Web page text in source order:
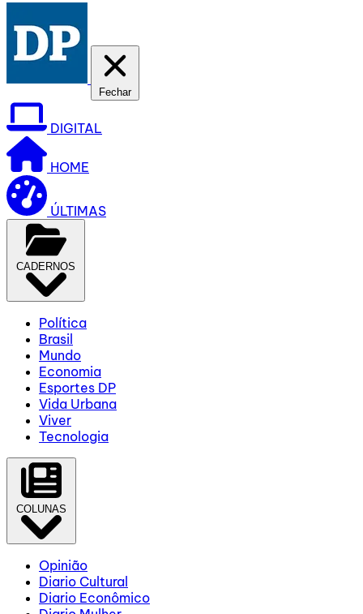
Fechar
DIGITAL
HOME
ÚLTIMAS
CADERNOS
Política
Brasil
Mundo
Economia
Esportes DP
Vida Urbana
Viver
Tecnologia
COLUNAS
Opinião
Diario Cultural
Diario Econômico